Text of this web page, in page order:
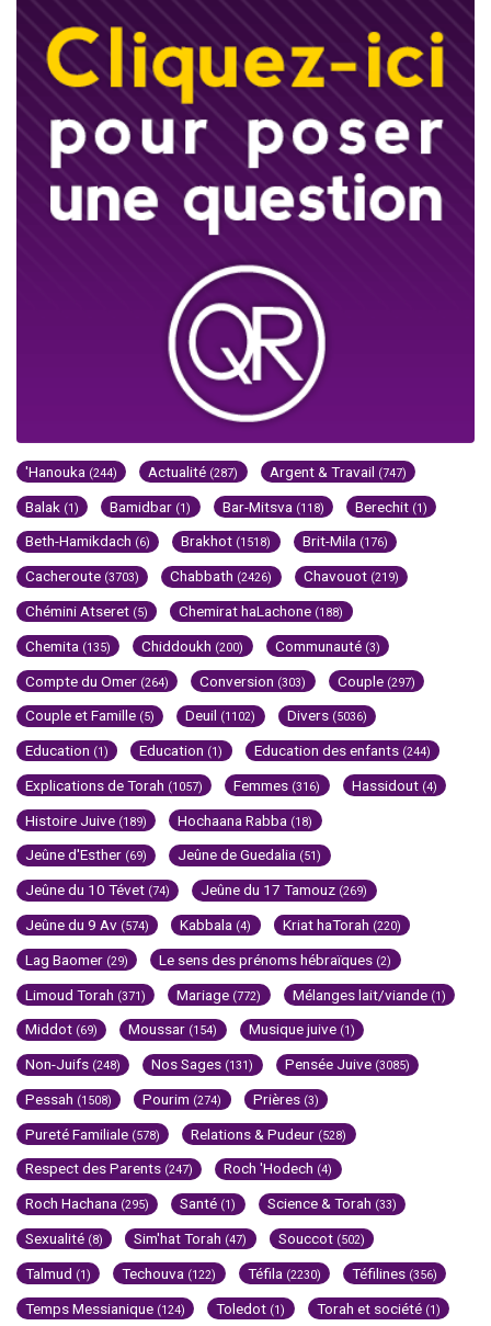
'Hanouka (244) Actualité (287) Argent & Travail (747)
Balak (1) Bamidbar (1) Bar-Mitsva (118) Berechit (1)
Beth-Hamikdach (6) Brakhot (1518) Brit-Mila (176)
Cacheroute (3703) Chabbath (2426) Chavouot (219)
Chémini Atseret (5) Chemirat haLachone (188)
Chemita (135) Chiddoukh (200) Communauté (3)
Compte du Omer (264) Conversion (303) Couple (297)
Couple et Famille (5) Deuil (1102) Divers (5036)
Education (1) Education (1) Education des enfants (244)
Explications de Torah (1057) Femmes (316) Hassidout (4)
Histoire Juive (189) Hochaana Rabba (18)
Jeûne d'Esther (69) Jeûne de Guedalia (51)
Jeûne du 10 Tévet (74) Jeûne du 17 Tamouz (269)
Jeûne du 9 Av (574) Kabbala (4) Kriat haTorah (220)
Lag Baomer (29) Le sens des prénoms hébraïques (2)
Limoud Torah (371) Mariage (772) Mélanges lait/viande (1)
Middot (69) Moussar (154) Musique juive (1)
Non-Juifs (248) Nos Sages (131) Pensée Juive (3085)
Pessah (1508) Pourim (274) Prières (3)
Pureté Familiale (578) Relations & Pudeur (528)
Respect des Parents (247) Roch 'Hodech (4)
Roch Hachana (295) Santé (1) Science & Torah (33)
Sexualité (8) Sim'hat Torah (47) Souccot (502)
Talmud (1) Techouva (122) Téfila (2230) Téfilines (356)
Temps Messianique (124) Toledot (1) Torah et société (1)